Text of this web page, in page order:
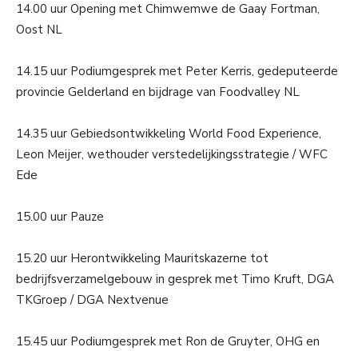
14.00 uur Opening met Chimwemwe de Gaay Fortman,
Oost NL
14.15 uur Podiumgesprek met Peter Kerris, gedeputeerde
provincie Gelderland en bijdrage van Foodvalley NL
14.35 uur Gebiedsontwikkeling World Food Experience,
Leon Meijer, wethouder verstedelijkingsstrategie / WFC
Ede
15.00 uur Pauze
15.20 uur Herontwikkeling Mauritskazerne tot
bedrijfsverzamelgebouw in gesprek met Timo Kruft, DGA
TKGroep / DGA Nextvenue
15.45 uur Podiumgesprek met Ron de Gruyter, OHG en